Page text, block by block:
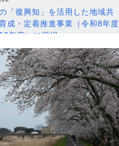
「復興知」を活用した地域共
成・定着推進事業（令和8年度
年度）に採択